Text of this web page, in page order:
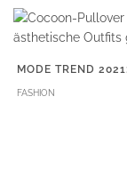
MODE TREND
FASHION